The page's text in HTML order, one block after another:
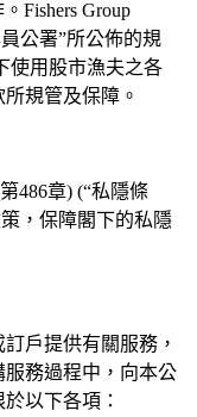
Fishers Group
公署”所公佈的規
使用股市漁夫之各
規管及保障。
第486章) (“私隱條
，保障閣下的私隱
戶提供有關服務，
務過程中，向本公
以下各項：